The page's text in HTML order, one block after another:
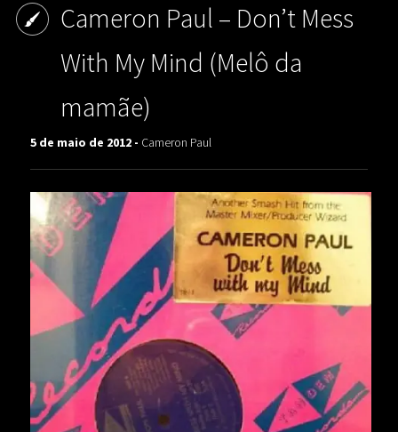
Cameron Paul – Don’t Mess
With My Mind (Melô da
mamãe)
5 de maio de 2012 - Cameron Paul